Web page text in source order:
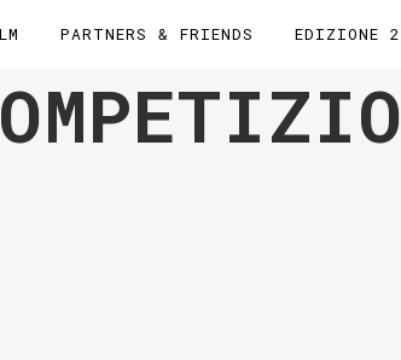
PARTNERS & FRIENDS EDIZIONE